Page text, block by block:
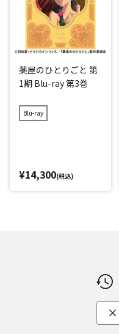
薬屋のひとりごと 第
1期 Blu-ray 第3巻
Blu-ray
¥14,300(税込)